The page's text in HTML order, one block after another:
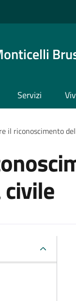
Servizi
il riconoscimento